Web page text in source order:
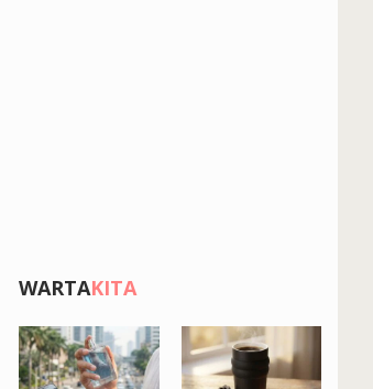
WARTAKITA